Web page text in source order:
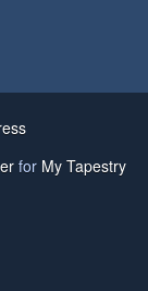
for My Tapestry